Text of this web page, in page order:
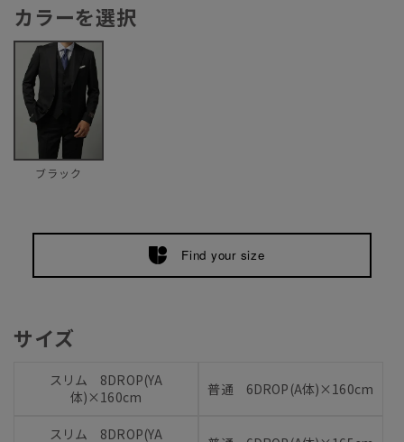
カラーを選択
ブラック
Find your size
サイズ
スリム 8DROP(YA
体)×160cm
普通 6DROP(A体)×160cm
スリム 8DROP(YA